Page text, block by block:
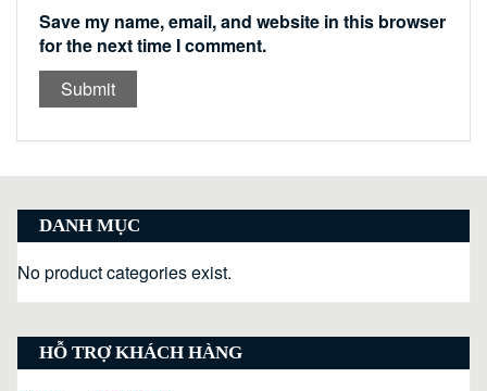
Save my name, email, and website in this browser
for the next time I comment.
DANH MỤC
No product categories exist.
HỖ TRỢ KHÁCH HÀNG